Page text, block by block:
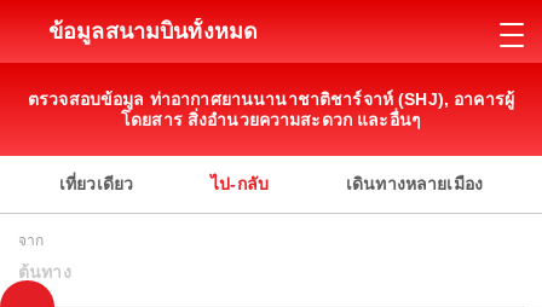
ข้อมูลสนามบินทั้งหมด
ตรวจสอบข้อมูล ท่าอากาศยานนานาชาติชาร์จาห์ (SHJ), อาคารผู้
โดยสาร สิ่งอำนวยความสะดวก และอื่นๆ
เที่ยวเดียว ไป-กลับ เดินทางหลายเมือง
จาก
ต้นทาง